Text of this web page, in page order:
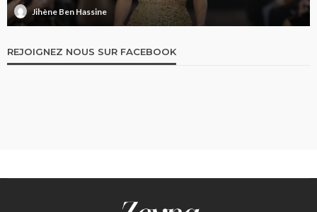
Jihène Ben Hassine
REJOIGNEZ NOUS SUR FACEBOOK